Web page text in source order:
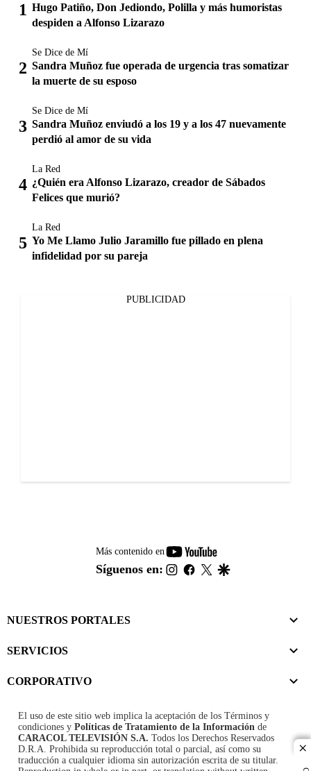
Hugo Patiño, Don Jediondo, Polilla y más humoristas
despiden a Alfonso Lizarazo
Se Dice de Mí
Sandra Muñoz fue operada de urgencia tras somatizar
la muerte de su esposo
Se Dice de Mí
Sandra Muñoz enviudó a los 19 y a los 47 nuevamente
perdió al amor de su vida
La Red
¿Quién era Alfonso Lizarazo, creador de Sábados
Felices que murió?
La Red
Yo Me Llamo Julio Jaramillo fue pillado en plena
infidelidad por su pareja
PUBLICIDAD
Más contenido en
youtube-
footer
Síguenos en: instagram
facebook
twitter
NUESTROS PORTALES
SERVICIOS
CORPORATIVO
El uso de este sitio web implica la aceptación de los Términos y
condiciones y Políticas de Tratamiento de la Información de
CARACOL TELEVISIÓN S.A. Todos los Derechos Reservados
D.R.A. Prohibida su reproducción total o parcial, así como su
traducción a cualquier idioma sin autorización escrita de su titular.